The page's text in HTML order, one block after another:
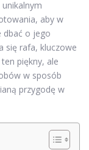
aby w
dbać o jego
się rafa, kluczowe
piękny, ale
w sposób
przygodę w